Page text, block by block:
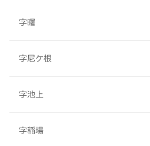
字曙
字尼ケ根
字池上
字稲場